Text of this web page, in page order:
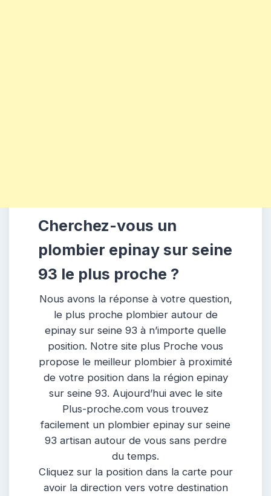
Cherchez-vous un
plombier epinay sur seine
93 le plus proche ?
Nous avons la réponse à votre question,
le plus proche plombier autour de
epinay sur seine 93 à n’importe quelle
position. Notre site plus Proche vous
propose le meilleur plombier à proximité
de votre position dans la région epinay
sur seine 93. Aujourd’hui avec le site
Plus-proche.com vous trouvez
facilement un plombier epinay sur seine
93 artisan autour de vous sans perdre
du temps.
Cliquez sur la position dans la carte pour
avoir la direction vers votre destination